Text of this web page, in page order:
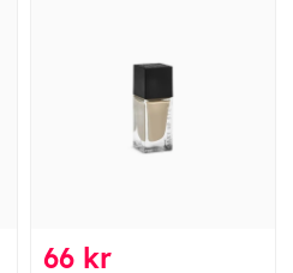
66 kr